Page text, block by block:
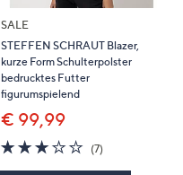
SALE
STEFFEN SCHRAUT Blazer,
kurze Form Schulterpolster
bedrucktes Futter
figurumspielend
€ 99,99
2.9
von
(7)